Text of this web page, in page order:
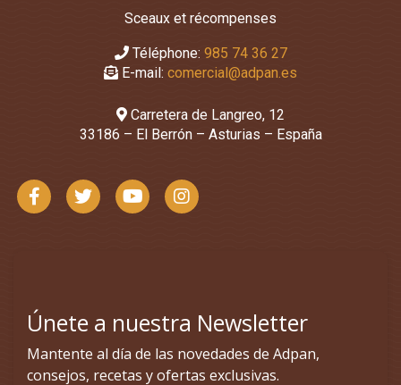
Sceaux et récompenses
Téléphone: 985 74 36 27
E-mail: comercial@adpan.es
Carretera de Langreo, 12
33186 – El Berrón – Asturias – España